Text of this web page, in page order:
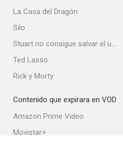
La Casa del Dragón
Silo
Stuart no consigue salvar el universo
Ted Lasso
Rick y Morty
Contenido que expirara en VOD
Amazon Prime Video
Movistar+